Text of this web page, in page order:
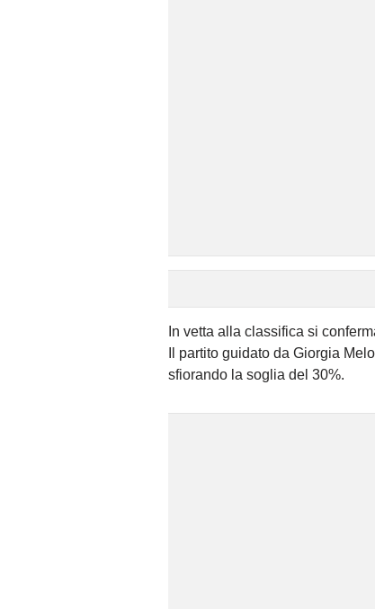
In vetta alla classifica si
Il partito guidato da Giorgia
sfiorando la soglia del 30%.